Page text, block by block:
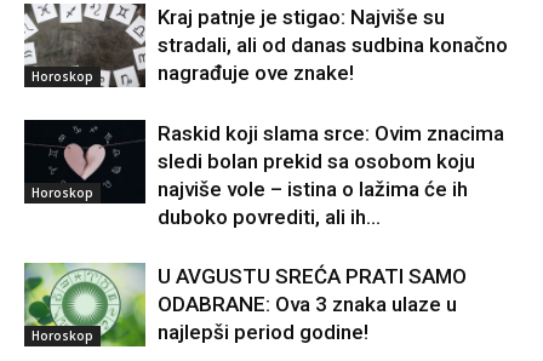
Horoskop
Kraj patnje je stigao: Najviše su
stradali, ali od danas sudbina konačno
nagrađuje ove znake!
Horoskop
Raskid koji slama srce: Ovim znacima
sledi bolan prekid sa osobom koju
najviše vole – istina o lažima će ih
duboko povrediti, ali ih...
Horoskop
U AVGUSTU SREĆA PRATI SAMO
ODABRANE: Ova 3 znaka ulaze u
najlepši period godine!